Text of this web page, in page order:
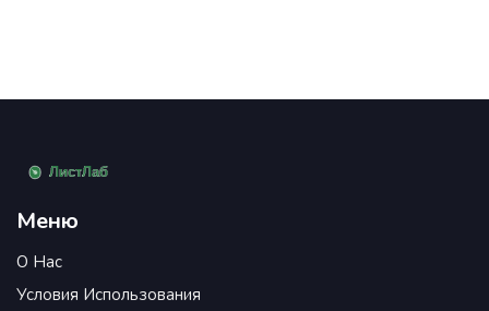
Меню
О Нас
Условия Использования